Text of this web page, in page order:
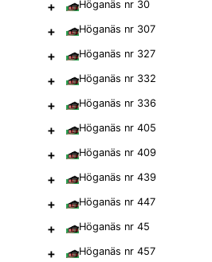
+ Höganäs nr 30
+ Höganäs nr 307
+ Höganäs nr 327
+ Höganäs nr 332
+ Höganäs nr 336
+ Höganäs nr 405
+ Höganäs nr 409
+ Höganäs nr 439
+ Höganäs nr 447
+ Höganäs nr 45
+ Höganäs nr 457